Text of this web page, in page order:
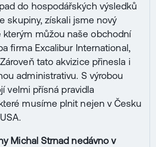
do hospodářských výsledků
skupiny, získali jsme nový
kterým můžou naše obchodní
firma Excalibur International,
tato akvizice přinesla i
administrativu. S výrobou
velmi přísná pravidla
musíme plnit nejen v Česku
Michal Strnad nedávno v